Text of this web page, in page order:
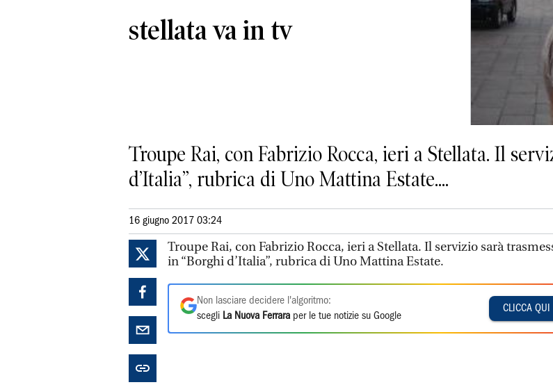
stellata va in tv
Troupe Rai, con Fabrizio Rocca, ieri a Stellata. Il
d’Italia”, rubrica di Uno Mattina Estate....
16 giugno 2017 03:24
Troupe Rai, con Fabrizio Rocca, ieri a Stellata. Il servizio sarà
in “Borghi d’Italia”, rubrica di Uno Mattina Estate.
Non lasciare decidere l'algoritmo:
scegli La Nuova Ferrara per le tue notizie su Google
CLICCA QUI